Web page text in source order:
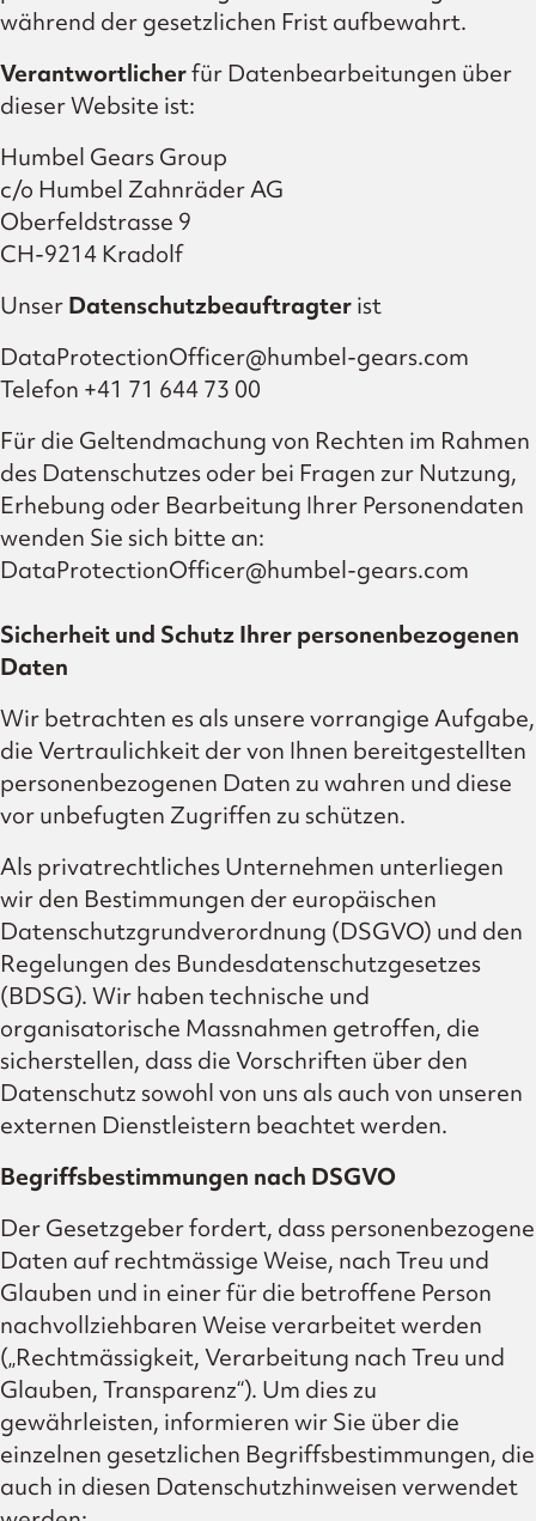
während der gesetzlichen Frist aufbewahrt.
Verantwortlicherfür Datenbearbeitungen über
dieser Website ist:
Humbel Gears Group
c/o Humbel Zahnräder AG
Oberfeldstrasse 9
CH-9214 Kradolf
UnserDatenschutzbeauftragterist
DataProtectionOfficer@humbel-gears.com
Telefon +41 71 644 73 00
Für die Geltendmachung von Rechten im Rahmen
des Datenschutzes oder bei Fragen zur Nutzung,
Erhebung oder Bearbeitung Ihrer Personendaten
wenden Sie sich bitte an:
DataProtectionOfficer@humbel-gears.com
Sicherheit und Schutz Ihrer personenbezogenen
Daten
Wir betrachten es als unsere vorrangige Aufgabe,
die Vertraulichkeit der von Ihnen bereitgestellten
personenbezogenen Daten zu wahren und diese
vor unbefugten Zugriffen zu schützen.
Als privatrechtliches Unternehmen unterliegen
wir den Bestimmungen der europäischen
Datenschutzgrundverordnung (DSGVO) und den
Regelungen des Bundesdatenschutzgesetzes
(BDSG). Wir haben technische und
organisatorische Massnahmen getroffen, die
sicherstellen, dass die Vorschriften über den
Datenschutz sowohl von uns als auch von unseren
externen Dienstleistern beachtet werden.
Begriffsbestimmungen nach DSGVO
Der Gesetzgeber fordert, dass personenbezogene
Daten auf rechtmässige Weise, nach Treu und
Glauben und in einer für die betroffene Person
nachvollziehbaren Weise verarbeitet werden
(„Rechtmässigkeit, Verarbeitung nach Treu und
Glauben, Transparenz“). Um dies zu
gewährleisten, informieren wir Sie über die
einzelnen gesetzlichen Begriffsbestimmungen, die
auch in diesen Datenschutzhinweisen verwendet